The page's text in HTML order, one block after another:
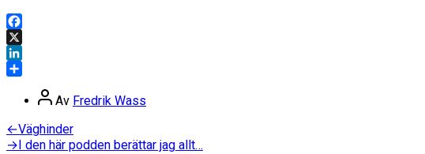
Facebook
X
LinkedIn
Inläggsförfattare
Av Fredrik Wass
Inläggsnavigering
←Föregående
inlägg:
Väghinder
→Nästa
I den här podden berättar jag allt…